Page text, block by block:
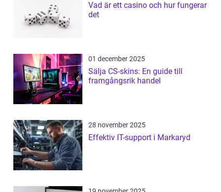
Vad är ett casino och hur fungerar
det
01 december 2025
Sälja CS-skins: En guide till
framgångsrik handel
28 november 2025
Effektiv IT-support i Markaryd